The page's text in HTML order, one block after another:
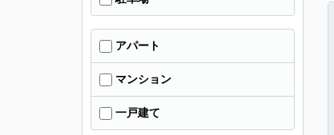
アパート
マンション
一戸建て